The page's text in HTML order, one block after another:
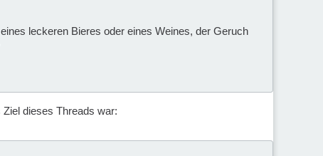
leckeren Bieres oder eines Weines, der Geruch
dieses Threads war: